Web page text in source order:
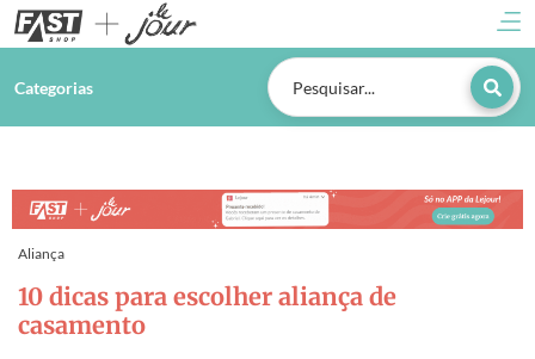
Categorias
Aliança
10 dicas para escolher aliança de
casamento